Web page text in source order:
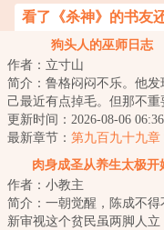
看了《杀神》的书友
狗头人的巫师日志
作者：立寸山
简介：鲁格闷闷不乐。他发
己最近有点掉毛。但那不重
超凡世界的大门正向他敞开
要成为强大的巫...
更新时间：2026-08-06
最新章节： 第九百九十九章
与完整
肉身成圣从养生太极开
作者：小教主
简介：一朝觉醒，陈成不得
新审视这个贫民虽两脚人立